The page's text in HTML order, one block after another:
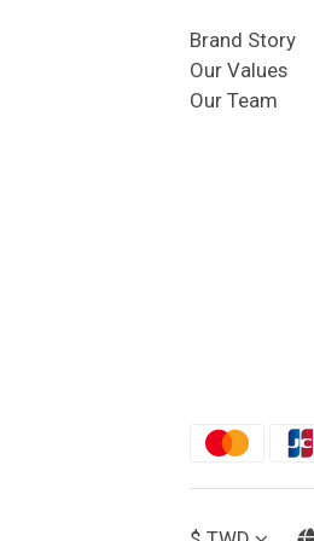
Brand Story
Our Values
Our Team